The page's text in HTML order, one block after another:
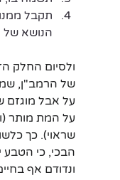
תקבל
הנושא
ולסיום החלק
של הרמב"ן,
על אבל מוגזם
על המת מותר
שראוי). כך
הבכי, כי הטבע
ונדודם אף